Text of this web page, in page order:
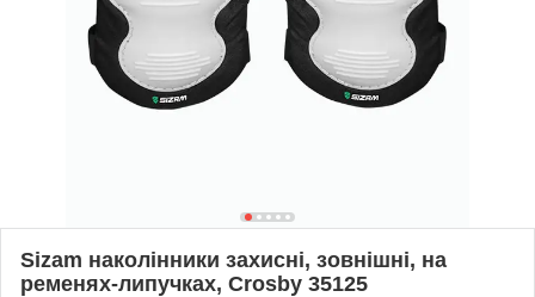
Sizam наколінники захисні, зовнішні, на
ременях-липучках, Crosby 35125